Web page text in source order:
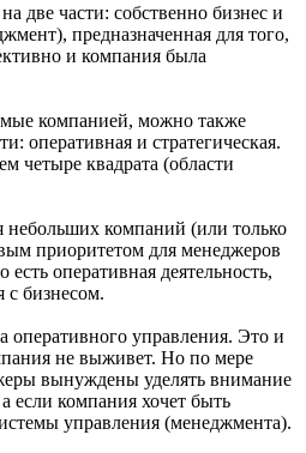
две части: собственно бизнес и
предназначенная для того,
и компания была
компанией, можно также
оперативная и стратегическая.
четыре квадрата (области
небольших компаний (или только
приоритетом для менеджеров
есть оперативная деятельность,
с бизнесом.
управления. Это и
не выживет. Но по мере
вынуждены уделять внимание
если компания хочет быть
управления (менеджмента).